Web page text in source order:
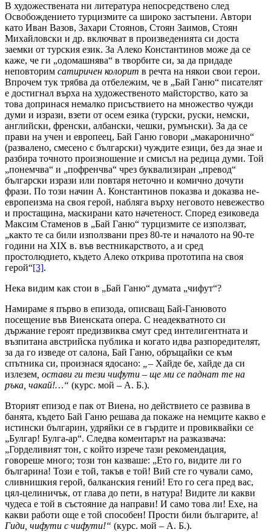
В художествената ни литература непосредствено след
Освобождението турцизмите са широко застъпени. Автори
като Иван Вазов, Захари Стоянов, Стоян Заимов, Стоян
Михайловски и др. включват в произведенията си доста
заемки от турския език. За Алеко Константинов може да се
каже, че ги „одомашнява“ в творбите си, за да придаде
неповторим сатиричен колорит в речта на някои свои герои.
Впрочем тук трябва да отбележим, че в „Бай Ганю“ писателят
е достигнал върха на художественото майсторство, като за
това допринася немалко присъствието на множество чужди
думи и изрази, взети от осем езика (турски, руски, немски,
английски, френски, албански, чешки, румънски). За да се
прави на учен и европеец, Бай Ганю говори „макаронично“
(развалено, смесено с български) чуждите езици, без да знае и
разбира точното произношение и смисъл на редица думи. Той
„понемчва“ и „пофренчва“ чрез буквализиран „превод“
български изрази или повтаря неточно и комично дочути
фрази. По този начин А. Константинов показва и доказва не-
европеизма на своя герой, набляга върху неговото невежество
и простащина, маскирани като начетеност. Според езиковеда
Максим Стаменов в „Бай Ганю“ турцизмите се използват,
„както те са били използвани през 80-те и началото на 90-те
години на ХІХ в. във вестникарството, а и сред
простолюдието, където Алеко открива прототипа на своя
герой“[3].
Нека видим как стои в „Бай Ганю“ думата „чифут“?
Намираме я първо в епизода, описващ Бай-Ганювото
посещение във Виенската опера. С неадекватното си
държание героят предизвиква смут сред интелигентната и
възпитана австрийска публика и когато идва разпоредителят,
за да го изведе от салона, Бай Ганю, обръщайки се към
спътника си, произнася ядосано:
„– Хайде бе, хайде да си
излезем , остави ги тези чифути – ще ми се паднат те на
ръка, чакай!…“ (курс. мой – А. Б.).
Вторият епизод е пак от Виена, но действието се развива в
банята, където Бай Ганю решава да покаже на немците какво е
истински българин, удряйки се в гърдите и провиквайки се
„Булгар! Булга-ар“. Следва коментарът на разказвача:
„Горделивият тон, с който изрече тази рекомендация,
говореше много; този тон казваше: „Ето го, видите ли го
българина! Този е той, такъв е той! Вий сте го чували само,
сливнишкия герой, балканския гений! Ето го сега пред вас,
цял-целиничък, от глава до пети, в натура! Видите ли какви
чудеса е той в състояние да направи! И само това ли! Ехе, на
какви работи още е той способен! Прости били българите, а!
Гиди, чифути с чифути!“ (курс. мой – А. Б.).